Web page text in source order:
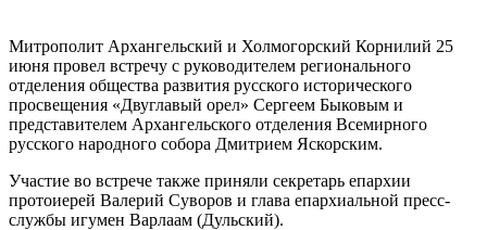
Митрополит Архангельский и Холмогорский Корнилий 25
июня провел встречу с руководителем регионального
отделения общества развития русского исторического
просвещения «Двуглавый орел» Сергеем Быковым и
представителем Архангельского отделения Всемирного
русского народного собора Дмитрием Яскорским.
Участие во встрече также приняли секретарь епархии
протоиерей Валерий Суворов и глава епархиальной пресс-
службы игумен Варлаам (Дульский).